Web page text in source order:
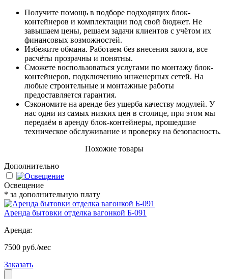
Получите помощь в подборе подходящих блок-
контейнеров и комплектации под свой бюджет. Не
завышаем цены, решаем задачи клиентов с учётом их
финансовых возможностей.
Избежите обмана. Работаем без внесения залога, все
расчёты прозрачны и понятны.
Сможете воспользоваться услугами по монтажу блок-
контейнеров, подключению инженерных сетей. На
любые строительные и монтажные работы
предоставляется гарантия.
Сэкономите на аренде без ущерба качеству модулей. У
нас одни из самых низких цен в столице, при этом мы
передаём в аренду блок-контейнеры, прошедшие
техническое обслуживание и проверку на безопасность.
Похожие товары
Дополнительно
Освещение
* за дополнительную плату
Аренда бытовки отделка вагонкой Б-091
Аренда:
7500 руб./мес
Заказать